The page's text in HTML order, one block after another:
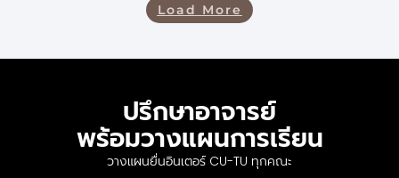
Load More
ปรึกษาอาจารย์
พร้อมวางแผนการเรียน
วางแผนยื่นอินเตอร์ CU-TU ทุกคณะ